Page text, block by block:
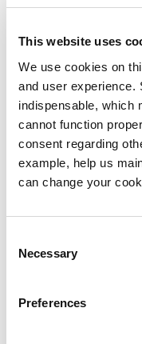
This website uses
We use cookies on
and user experience.
indispensable, which
cannot function
consent regarding
example, help us
can change your
Selection
Necessary
Preferences
Vuoden 2020
Vuoden 2019
Vuoden 2018
Vuoden 2017
Vuoden 2015